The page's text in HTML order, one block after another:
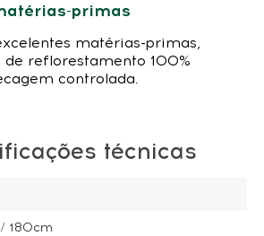
primas
matérias-primas,
reflorestamento 100%
controlada.
técnicas
180cm